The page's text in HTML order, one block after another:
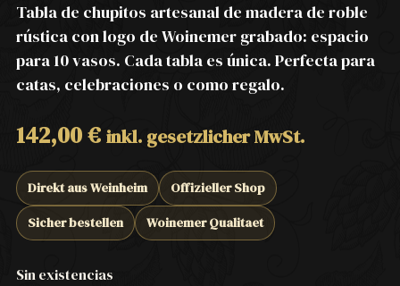
Tabla de chupitos artesanal de madera de roble
rústica con logo de Woinemer grabado: espacio
para 10 vasos. Cada tabla es única. Perfecta para
catas, celebraciones o como regalo.
142,00€ inkl. gesetzlicher MwSt.
Direkt aus Weinheim
Offizieller Shop
Sicher bestellen
Woinemer Qualitaet
Sin existencias